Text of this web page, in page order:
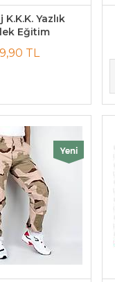
Yazlık
Eğitim
TL